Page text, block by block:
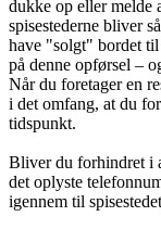
dukke op eller melde
spisestederne bliver
have "solgt" bordet til
på denne opførsel –
Når du foretager en
i det omfang, at du
tidspunkt.
Bliver du forhindret i
det oplyste
igennem til